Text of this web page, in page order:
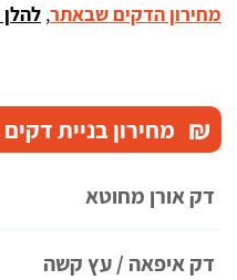
מחירון הדקים שבאתר,
₪ מחירון בניית דקים
דק אורן מחוטא
דק איפאה / עץ קשה